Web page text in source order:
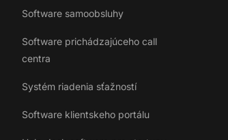
Software samoobsluhy
Software prichádzajúceho call
centra
Systém riadenia sťažností
Software klientskeho portálu